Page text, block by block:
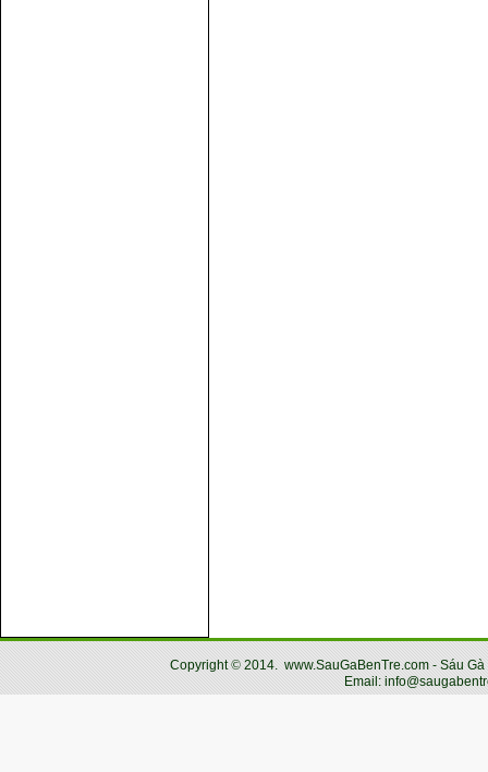
Copyright© 2014. www.SauGaBenTre.com - Sáu
Email: